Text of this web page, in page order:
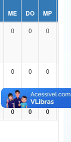
ME DO MP
0 0 0
0 0 0
0 0 0